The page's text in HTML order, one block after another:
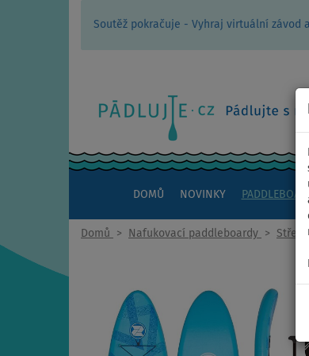
Soutěž pokračuje - Vyhraj virtuální závod a
DOMŮ NOVINKY
Domů > Nafukovací paddleboardy >